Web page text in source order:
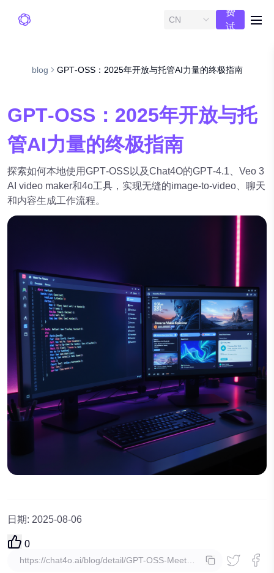
CN
费
试
blog GPT‑OSS：2025年开放与托管AI力量的终极指南
GPT‑OSS：2025年开放与托
管AI力量的终极指南
探索如何本地使用GPT‑OSS以及Chat4O的GPT‑4.1、Veo 3
AI video maker和4o工具，实现无缝的image-to-video、聊天
和内容生成工作流程。
日期: 2025-08-06
0
复制